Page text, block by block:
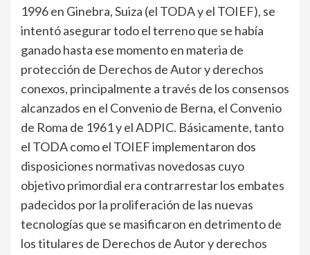
1996 en Ginebra, Suiza (el TODA y el TOIEF), se
intentó asegurar todo el terreno que se había
ganado hasta ese momento en materia de
protección de Derechos de Autor y derechos
conexos, principalmente a través de los consensos
alcanzados en el Convenio de Berna, el Convenio
de Roma de 1961 y el ADPIC. Básicamente, tanto
el TODA como el TOIEF implementaron dos
disposiciones normativas novedosas cuyo
objetivo primordial era contrarrestar los embates
padecidos por la proliferación de las nuevas
tecnologías que se masificaron en detrimento de
los titulares de Derechos de Autor y derechos